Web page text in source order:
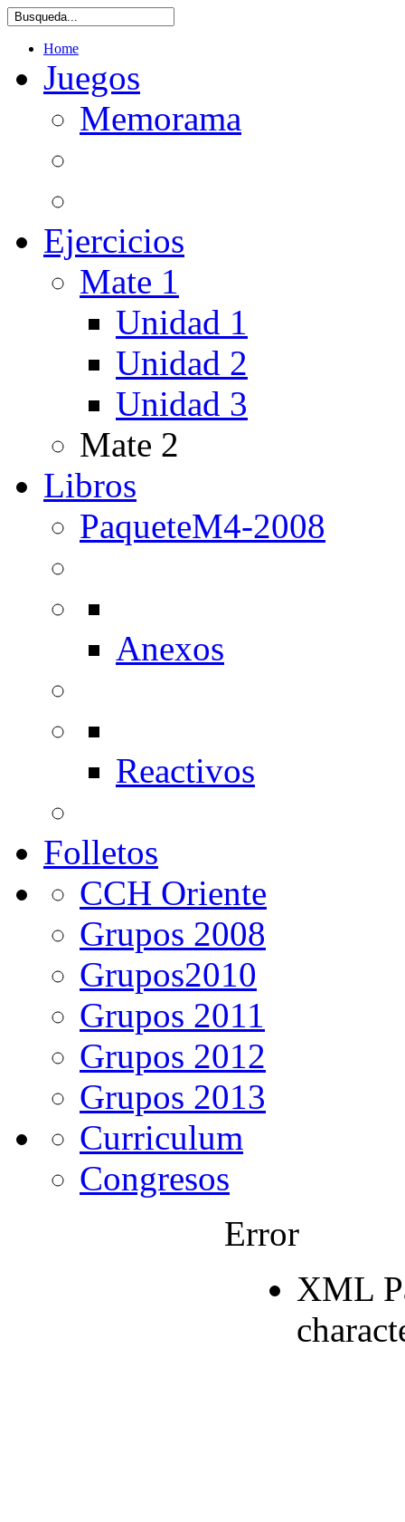
Home
Juegos
Memorama
Ejercicios
Mate 1
Unidad 1
Unidad 2
Unidad 3
Mate 2
Libros
PaqueteM4-2008
Anexos
Reactivos
Folletos
CCH Oriente
Grupos 2008
Grupos2010
Grupos 2011
Grupos 2012
Grupos 2013
Curriculum
Congresos
Error
XML